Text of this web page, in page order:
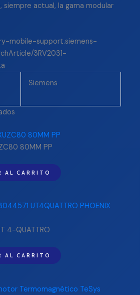
siempre actual, la gama modular
mobile-support.siemens-
3RV2031-
Siemens
80MM PP
AL CARRITO
4-QUATTRO
AL CARRITO